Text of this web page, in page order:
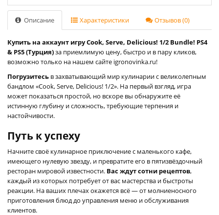
Описание Характеристики Отзывов (0)
Купить на аккаунт игру Cook, Serve, Delicious! 1/2 Bundle! PS4
& PS5 (Турция)за приемлимую цену, быстро и в пару кликов,
возможно только на нашем сайте igronovinka.ru!
Погрузитесь в захватывающий мир кулинарии с великолепным
бандлом «Cook, Serve, Delicious! 1/2». На первый взгляд, игра
может показаться простой, но вскоре вы обнаружите её
истинную глубину и сложность, требующие терпения и
настойчивости.
Путь к успеху
Начните своё кулинарное приключение с маленького кафе,
имеющего нулевую звезду, и превратите его в пятизвёздочный
ресторан мировой известности. Вас ждут сотни рецептов,
каждый из которых потребует от вас мастерства и быстроты
реакции. На ваших плечах окажется всё — от молниеносного
приготовления блюд до управления меню и обслуживания
клиентов.